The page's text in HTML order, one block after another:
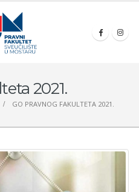
2021.
GO PRAVNOG FAKULTETA 2021.